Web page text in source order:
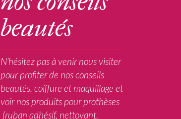
beautés
N’hésitez pas à venir nous visiter
pour profiter de nos conseils
beautés, coiffure et maquillage et
voir nos produits pour prothèses
(ruban adhésif, nettoyant,